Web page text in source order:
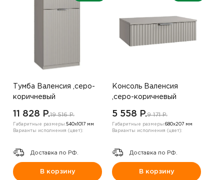
Тумба Валенсия ,серо-
коричневый
11 828 P.19 516 P.
Габаритные размеры:540х1017 мм
Варианты исполнения (цвет):
Доставка по РФ.
В корзину
Консоль Валенсия
,серо-коричневый
5 558 P.9 171 P.
Габаритные размеры:680х207 мм
Варианты исполнения (цвет):
Доставка по РФ.
В корзину